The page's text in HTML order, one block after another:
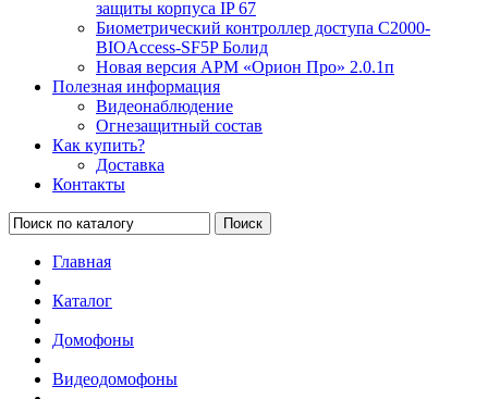
защиты корпуса IP 67
Биометрический контроллер доступа С2000-
BIOAccess-SF5P Болид
Новая версия АРМ «Орион Про» 2.0.1п
Полезная информация
Видеонаблюдение
Огнезащитный состав
Как купить?
Доставка
Контакты
Поиск
Главная
Каталог
Домофоны
Видеодомофоны